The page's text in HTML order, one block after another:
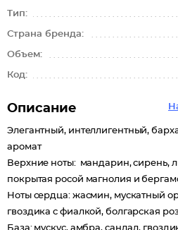
Тип:
Страна бренда:
Объем:
Код:
Описание
Элегантный, интеллигентный,
аромат
Верхние ноты: мандарин, сирень,
покрытая росой магнолия и
Ноты сердца: жасмин, мускатный
гвоздика с фиалкой, болгарская